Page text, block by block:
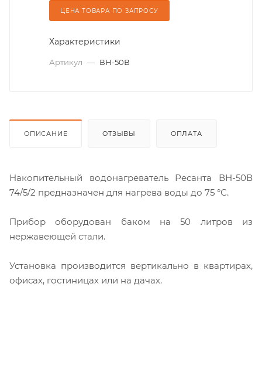
ЦЕНА ТОВАРА ПО ЗАПРОСУ
Характеристики
Артикул — ВН-50В
ОПИСАНИЕ ОТЗЫВЫ ОПЛАТА
Накопительный водонагреватель Ресанта ВН-50В
74/5/2 предназначен для нагрева воды до 75 °С.
Прибор оборудован баком на 50 литров из
нержавеющей стали.
Установка производится вертикально в квартирах,
офисах, гостиницах или на дачах.